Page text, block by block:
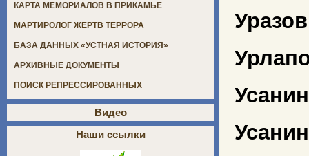
КАРТА МЕМОРИАЛОВ В ПРИКАМЬЕ
МАРТИРОЛОГ ЖЕРТВ ТЕРРОРА
БАЗА ДАННЫХ «УСТНАЯ ИСТОРИЯ»
АРХИВНЫЕ ДОКУМЕНТЫ
ПОИСК РЕПРЕССИРОВАННЫХ
Видео
Наши ссылки